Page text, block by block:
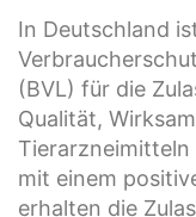
In Deutschland
(BVL) für die
Qualität,
mit einem
erhalten die